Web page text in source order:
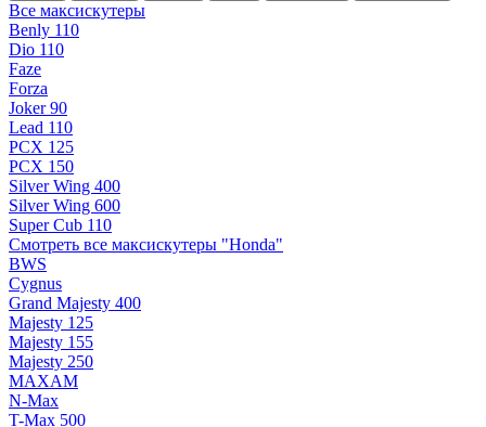
Все максискутеры
Benly 110
Dio 110
Faze
Forza
Joker 90
Lead 110
PCX 125
PCX 150
Silver Wing 400
Silver Wing 600
Super Cub 110
Смотреть все максискутеры "Honda"
BWS
Cygnus
Grand Majesty 400
Majesty 125
Majesty 155
Majesty 250
MAXAM
N-Max
T-Max 500